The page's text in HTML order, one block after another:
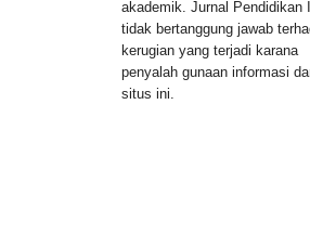
akademik. Jurnal Pendidikan
tidak bertanggung jawab
kerugian yang terjadi karana
penyalah gunaan informasi
situs ini.